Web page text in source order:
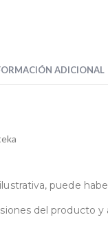
ADICIONAL
puede
del producto